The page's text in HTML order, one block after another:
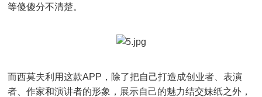
等傻傻分不清楚。
而西莫夫利用这款APP，除了把自己打造成创业者、表演
者、作家和演讲者的形象，展示自己的魅力结交妹纸之外，